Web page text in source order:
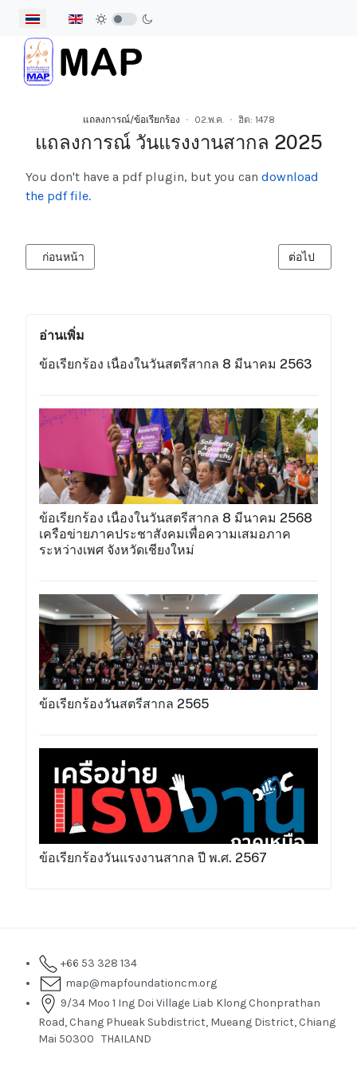
เลือกภาษาของคุณ
แถลงการณ์/ข้อเรียกร้อง 02.พ.ค. ฮิต: 1478
แถลงการณ์ วันแรงงานสากล 2025
อ่านเพิ่ม
ข้อเรียกร้อง เนื่องในวันสตรีสากล 8 มีนาคม 2563
ข้อเรียกร้อง เนื่องในวันสตรีสากล 8 มีนาคม 2568
เครือข่ายภาคประชาสังคมเพื่อความเสมอภาค
ระหว่างเพศ จังหวัดเชียงใหม่
ข้อเรียกร้องวันสตรีสากล 2565
ข้อเรียกร้องวันแรงงานสากล ปี พ.ศ. 2567
You don't have a pdf plugin, but you can download
the pdf file.
เนื้อหาก่อนหน้า: ข้อเสนอในวันแม่บ้านสากล 2568
ก่อนหน้า เนื้อหาถัดไป:
ต่อไป
+66 53 328 134
map@mapfoundationcm.org
9/34 Moo 1 Ing Doi Village Liab Klong Chonprathan
Road, Chang Phueak Subdistrict, Mueang District, Chiang
Mai 50300 THAILAND